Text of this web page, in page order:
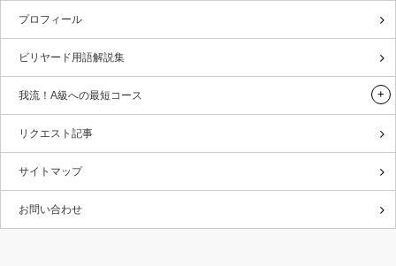
プロフィール
ビリヤード用語解説集
我流！A級への最短コース
リクエスト記事
サイトマップ
お問い合わせ